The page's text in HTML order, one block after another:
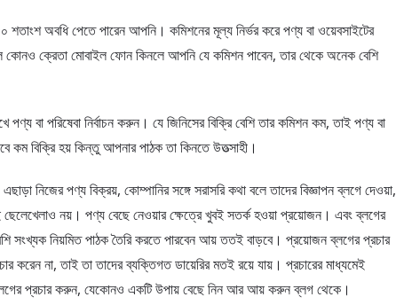
অবধি পেতে পারেন আপনি। কমিশনের মূল্য নির্ভর করে পণ্য বা ওয়েবসাইটের
কোনও ক্রেতা মোবাইল ফোন কিনলে আপনি যে কমিশন পাবেন, তার থেকে অনেক বেশি
বা পরিষেবা নির্বাচন করুন। যে জিনিসের বিক্রি বেশি তার কমিশন কম, তাই পণ্য বা
কম বিক্রি হয় কিন্তু আপনার পাঠক তা কিনতে উতত্‍সাহী।
নিজের পণ্য বিক্রয়, কোম্পানির সঙ্গে সরাসরি কথা বলে তাদের বিজ্ঞাপন ব্লগে দেওয়া,
নয়। পণ্য বেছে নেওয়ার ক্ষেত্রে খুবই সতর্ক হওয়া প্রয়োজন। এবং ব্লগের
সংখ্যক নিয়মিত পাঠক তৈরি করতে পারবেন আয় ততই বাড়বে। প্রয়োজন ব্লগের প্রচার
না, তাই তা তাদের ব্যক্তিগত ডায়েরির মতই রয়ে যায়। প্রচারের মাধ্যমেই
প্রচার করুন, যেকোনও একটি উপায় বেছে নিন আর আয় করুন ব্লগ থেকে।